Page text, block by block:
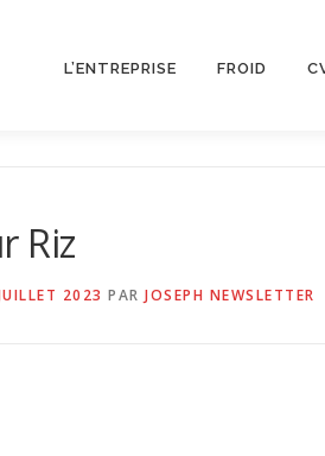
L’ENTREPRISE FROID
Riz
2023 PAR JOSEPH NEWSLETTER